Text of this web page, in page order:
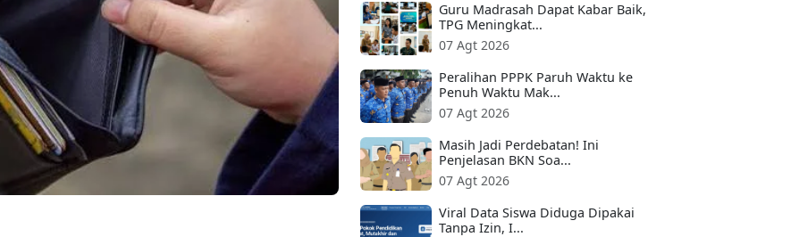
Guru Madrasah Dapat Kabar Baik,
TPG Meningkat...
07 Agt 2026
Peralihan PPPK Paruh Waktu ke
Penuh Waktu Mak...
07 Agt 2026
Masih Jadi Perdebatan! Ini
Penjelasan BKN Soa...
07 Agt 2026
Viral Data Siswa Diduga Dipakai
Tanpa Izin, I...